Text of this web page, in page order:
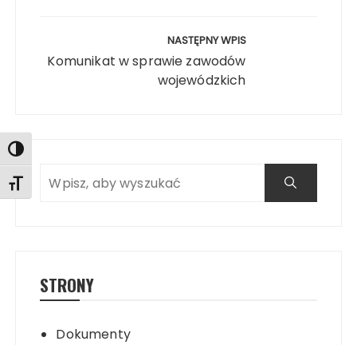
Toggle High Contrast
Toggle Font size
NASTĘPNY WPIS
Komunikat w sprawie zawodów
wojewódzkich
STRONY
Dokumenty